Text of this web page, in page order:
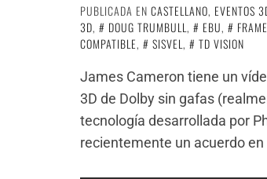
PUBLICADA EN CASTELLANO, EVENTOS
3D, DOUG TRUMBULL, EBU,
COMPATIBLE, SISVEL,
TD VISION
James Cameron tiene un
3D de Dolby sin gafas
tecnología desarrollada por
recientemente un acuerdo